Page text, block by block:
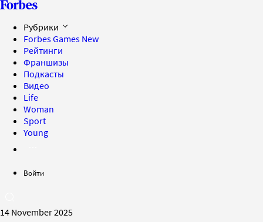
Рубрики
Forbes Games New
Рейтинги
Франшизы
Подкасты
Видео
Life
Woman
Sport
Young
Войти
14 November 2025